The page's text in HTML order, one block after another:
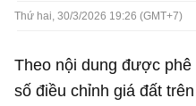
Thứ hai, 30/3/2026 19:26 (GMT+7)
Theo nội dung được
số điều chỉnh giá đất